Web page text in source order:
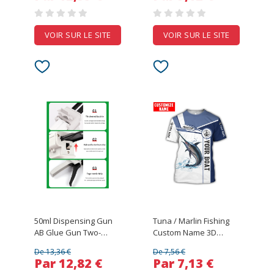
VOIR SUR LE SITE
Beauty Tool
VOIR SUR LE SITE
50ml Dispensing Gun
AB Glue Gun Two-
1:1/2:1 Epoxy Resin
Gun With 4 Mixing
De 13,36 €
Par 12,82 €
Tuna / Marlin Fishing
Custom Name 3D
Cool Summer Fashion
Unisex Short sleeve T-
De 7,56 €
Par 7,13 €